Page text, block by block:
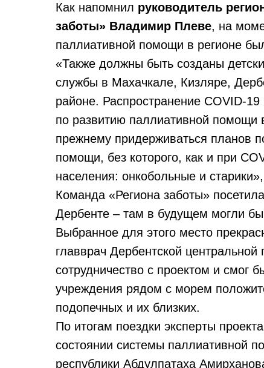
Как напомнил руководитель
заботы» Владимир Плеве, на
паллиативной помощи в регионе
«Также должны быть созданы
службы в Махачкале, Кизляре,
районе. Распространение COVID-
по развитию паллиативной помощи
прежнему придерживаться планов
помощи, без которого, как и при
населения: онкобольные и
Команда «Региона заботы»
Дербенте – там в будущем могли
Выбранное для этого место
главврач Дербентской
сотрудничество с проектом и смог
учреждения рядом с морем
подопечных и их близких.
По итогам поездки эксперты
состоянии системы паллиативной
республики Абдулпатаха